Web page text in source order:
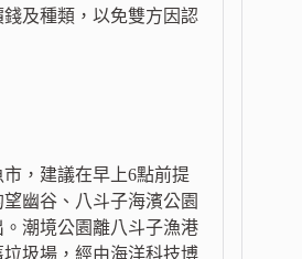
及種類，以免雙方因認
，建議在早上6點前提
幽谷、八斗子海濱公園
潮境公園離八斗子漁港
圾場，經由海洋科技博